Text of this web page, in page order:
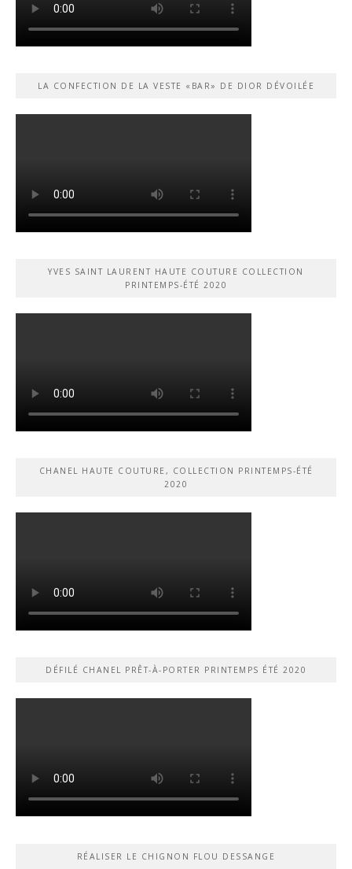
LA CONFECTION DE LA VESTE «BAR» DE DIOR DÉVOILÉE
YVES SAINT LAURENT HAUTE COUTURE COLLECTION
PRINTEMPS-ÉTÉ 2020
CHANEL HAUTE COUTURE, COLLECTION PRINTEMPS-ÉTÉ
2020
DÉFILÉ CHANEL PRÊT-À-PORTER PRINTEMPS ÉTÉ 2020
RÉALISER LE CHIGNON FLOU DESSANGE